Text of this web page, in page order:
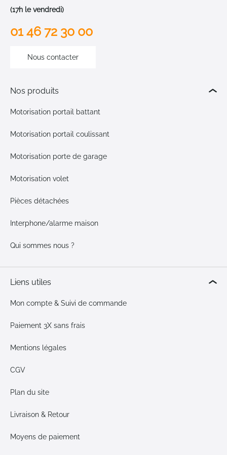
(17h le vendredi)
01 46 72 30 00
Nous contacter
Nos produits
Motorisation portail battant
Motorisation portail coulissant
Motorisation porte de garage
Motorisation volet
Pièces détachées
Interphone/alarme maison
Qui sommes nous ?
Liens utiles
Mon compte & Suivi de commande
Paiement 3X sans frais
Mentions légales
CGV
Plan du site
Livraison & Retour
Moyens de paiement